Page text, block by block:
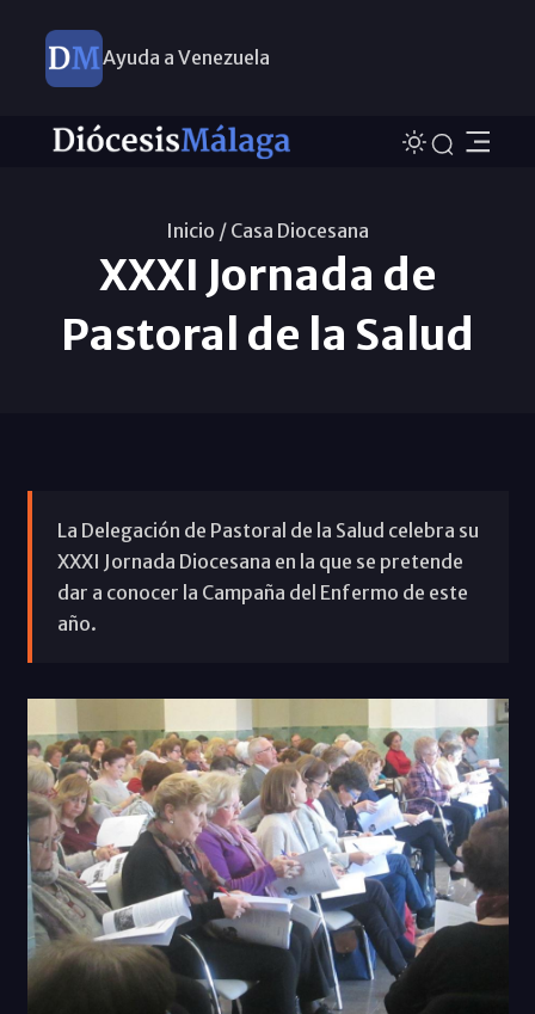
Ayuda a Venezuela
Inicio / Casa Diocesana
XXXI Jornada de
Pastoral de la Salud
La Delegación de Pastoral de la Salud celebra su
XXXI Jornada Diocesana en la que se pretende
dar a conocer la Campaña del Enfermo de este
año.